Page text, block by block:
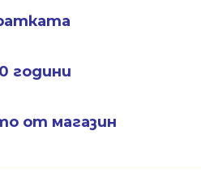
години
от магазин